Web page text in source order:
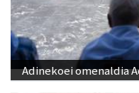
Adinekoei omenaldia